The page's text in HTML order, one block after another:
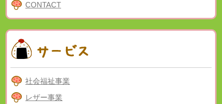
CONTACT
社会福祉事業
レザー事業